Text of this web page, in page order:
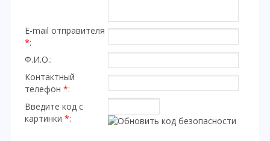
E-mail отправителя
*:
Ф.И.О.:
Контактный
телефон *:
Введите код с
картинки *: